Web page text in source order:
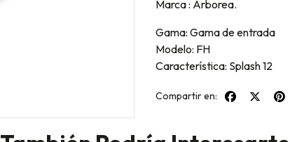
Marca : Arborea.
Gama: Gama de entrada
Modelo: FH
Característica: Splash 12
Compartir en: